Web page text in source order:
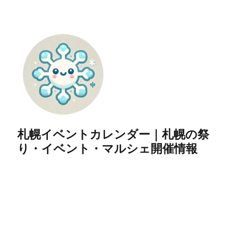
札幌イベントカレンダー｜札幌の祭
り・イベント・マルシェ開催情報